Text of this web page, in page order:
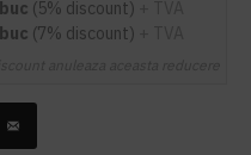
(5% discount)
(7% discount)